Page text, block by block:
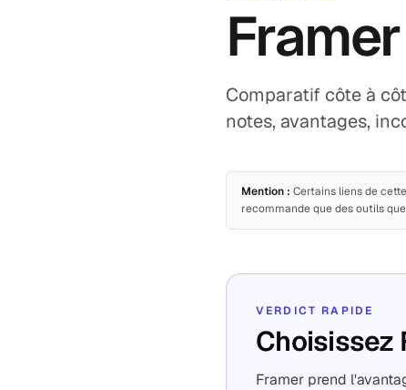
Framer
Comparatif côte à
notes, avantages,
Mention : Certains liens de
recommande que des outils
VERDICT RAPIDE
Choisissez
Framer prend